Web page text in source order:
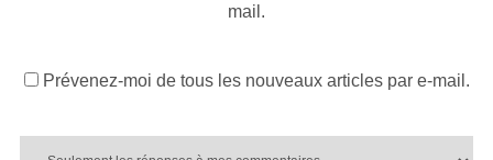
mail.
Prévenez-moi de tous les nouveaux articles par e-mail.